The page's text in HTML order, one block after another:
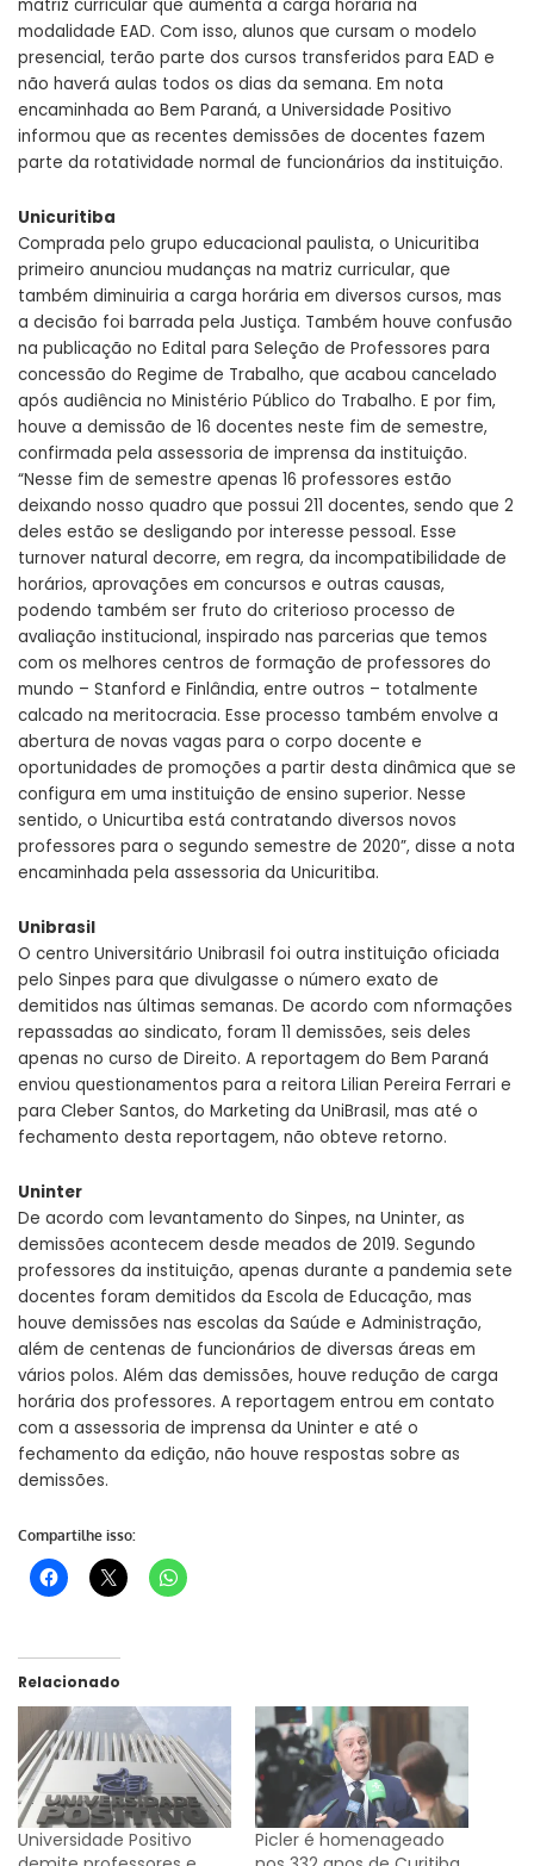
matriz curricular que aumenta a carga horária na
modalidade EAD. Com isso, alunos que cursam o modelo
presencial, terão parte dos cursos transferidos para EAD e
não haverá aulas todos os dias da semana. Em nota
encaminhada ao Bem Paraná, a Universidade Positivo
informou que as recentes demissões de docentes fazem
parte da rotatividade normal de funcionários da instituição.
Unicuritiba
Comprada pelo grupo educacional paulista, o Unicuritiba
primeiro anunciou mudanças na matriz curricular, que
também diminuiria a carga horária em diversos cursos, mas
a decisão foi barrada pela Justiça. Também houve confusão
na publicação no Edital para Seleção de Professores para
concessão do Regime de Trabalho, que acabou cancelado
após audiência no Ministério Público do Trabalho. E por fim,
houve a demissão de 16 docentes neste fim de semestre,
confirmada pela assessoria de imprensa da instituição.
“Nesse fim de semestre apenas 16 professores estão
deixando nosso quadro que possui 211 docentes, sendo que 2
deles estão se desligando por interesse pessoal. Esse
turnover natural decorre, em regra, da incompatibilidade de
horários, aprovações em concursos e outras causas,
podendo também ser fruto do criterioso processo de
avaliação institucional, inspirado nas parcerias que temos
com os melhores centros de formação de professores do
mundo – Stanford e Finlândia, entre outros – totalmente
calcado na meritocracia. Esse processo também envolve a
abertura de novas vagas para o corpo docente e
oportunidades de promoções a partir desta dinâmica que se
configura em uma instituição de ensino superior. Nesse
sentido, o Unicurtiba está contratando diversos novos
professores para o segundo semestre de 2020”, disse a nota
encaminhada pela assessoria da Unicuritiba.
Unibrasil
O centro Universitário Unibrasil foi outra instituição oficiada
pelo Sinpes para que divulgasse o número exato de
demitidos nas últimas semanas. De acordo com nformações
repassadas ao sindicato, foram 11 demissões, seis deles
apenas no curso de Direito. A reportagem do Bem Paraná
enviou questionamentos para a reitora Lilian Pereira Ferrari e
para Cleber Santos, do Marketing da UniBrasil, mas até o
fechamento desta reportagem, não obteve retorno.
Uninter
De acordo com levantamento do Sinpes, na Uninter, as
demissões acontecem desde meados de 2019. Segundo
professores da instituição, apenas durante a pandemia sete
docentes foram demitidos da Escola de Educação, mas
houve demissões nas escolas da Saúde e Administração,
além de centenas de funcionários de diversas áreas em
vários polos. Além das demissões, houve redução de carga
horária dos professores. A reportagem entrou em contato
com a assessoria de imprensa da Uninter e até o
fechamento da edição, não houve respostas sobre as
demissões.
Compartilhe isso:
Relacionado
Universidade Positivo
Picler é homenageado